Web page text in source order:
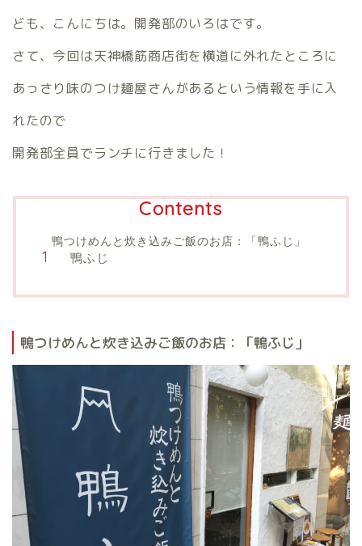
ども、こんにちは。開発部のいろはです。
さて、今回は天神橋筋商店街を横道に外れたところに
あっさり味のつけ麺屋さんがあるという情報を手に入
れたので
開発部全員でランチに行きました！
Contents
鴨つけめんと炊き込みご飯のお店：「鴨ふじ」
鴨ふじ
鴨つけめんと炊き込みご飯のお店：「鴨ふじ」